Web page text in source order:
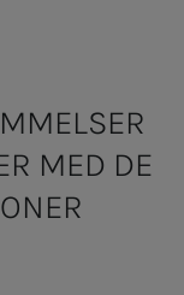
MED DE